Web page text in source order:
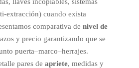
extracción) cuando exista
comparativa de nivel de
y precio garantizando que se
puerta–marco–herrajes.
pares de apriete, medidas y